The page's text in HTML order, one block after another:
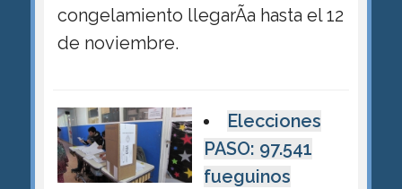
congelamiento llegarÃ­a hasta el 12
de noviembre.
Elecciones
PASO: 97.541
fueguinos